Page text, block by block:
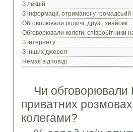
З лекцій
З інформації, отриманої у
Обговорювали родичі, друзі, знайомі
Обговорювали колеги, співробітники
З Інтернету
З інших джерел
Немає відповіді
Чи обговорювали
приватних
колегами?